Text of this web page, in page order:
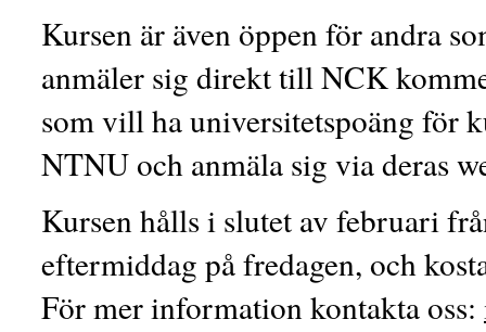
Kursen är även öppen för andra
anmäler sig direkt till NCK
som vill ha universitetspoäng för
NTNU och anmäla sig via deras
Kursen hålls i slutet av februari
eftermiddag på fredagen, och
För mer information kontakta oss: